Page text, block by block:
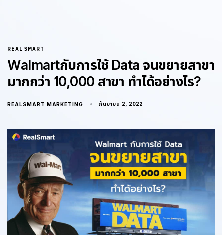
REAL SMART
Walmartกับการใช้ Data จนขยายสาขา
มากกว่า 10,000 สาขา ทำได้อย่างไร?
REALSMART MARKETING กันยายน 2, 2022